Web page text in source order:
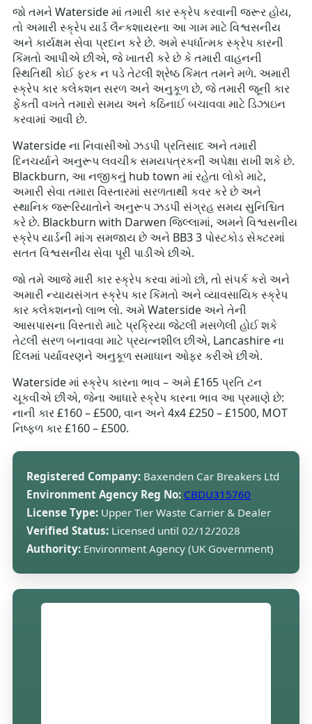
જો તમને Waterside માં તમારી કાર સ્ક્રેપ કરવાની જરૂર હોય,
તો અમારી સ્ક્રેપ યાર્ડ લૈન્કશાયરના આ ગામ માટે વિશ્વસનીય
અને કાર્યક્ષમ સેવા પ્રદાન કરે છે. અમે સ્પર્ધાત્મક સ્ક્રેપ કારની
કિંમતો આપીએ છીએ, જે ખાતરી કરે છે કે તમારી વાહનની
સ્થિતિથી કોઈ ફરક ન પડે તેટલી શ્રેષ્ઠ કિંમત તમને મળે. અમારી
સ્ક્રેપ કાર કલેકશન સરળ અને અનુકૂળ છે, જે તમારી જૂની કાર
ફેંકતી વખતે તમારો સમય અને કઠિનાઈ બચાવવા માટે ડિઝાઇન
કરવામાં આવી છે.
Waterside ના નિવાસીઓ ઝડપી પ્રતિસાદ અને તમારી
દિનચર્યાને અનુરૂપ લવચીક સમયપત્રકની અપેક્ષા રાખી શકે છે.
Blackburn, આ નજીકનું hub town માં રહેતા લોકો માટે,
અમારી સેવા તમારા વિસ્તારમાં સરળતાથી કવર કરે છે અને
સ્થાનિક જરૂરિયાતોને અનુરૂપ ઝડપી સંગ્રહ સમય સુનિશ્ચિત
કરે છે. Blackburn with Darwen જિલ્લામાં, અમને વિશ્વસનીય
સ્ક્રેપ યાર્ડની માંગ સમજાય છે અને BB3 3 પોસ્ટકોડ સેક્ટરમાં
સતત વિશ્વસનીય સેવા પૂરી પાડીએ છીએ.
જો તમે આજે મારી કાર સ્ક્રેપ કરવા માંગો છો, તો સંપર્ક કરો અને
અમારી ન્યાયસંગત સ્ક્રેપ કાર કિંમતો અને વ્યાવસાયિક સ્ક્રેપ
કાર કલેકશનનો લાભ લો. અમે Waterside અને તેની
આસપાસના વિસ્તારો માટે પ્રક્રિયા જેટલી મસળેલી હોઈ શકે
તેટલી સરળ બનાવવા માટે પ્રયત્નશીલ છીએ, Lancashire ના
દિલમાં પર્યાવરણને અનુકૂળ સમાધાન ઓફર કરીએ છીએ.
Waterside માં સ્ક્રેપ કારના ભાવ – અમે £165 પ્રતિ ટન
ચૂકવીએ છીએ, જેના આધારે સ્ક્રેપ કારના ભાવ આ પ્રમાણે છે:
નાની કાર £160 – £500, વાન અને 4x4 £250 – £1500, MOT
નિષ્ફળ કાર £160 – £500.
Registered Company: Baxenden Car Breakers Ltd
Environment Agency Reg No: CBDU315760
License Type: Upper Tier Waste Carrier & Dealer
Verified Status: Licensed until 02/12/2028
Authority: Environment Agency (UK Government)